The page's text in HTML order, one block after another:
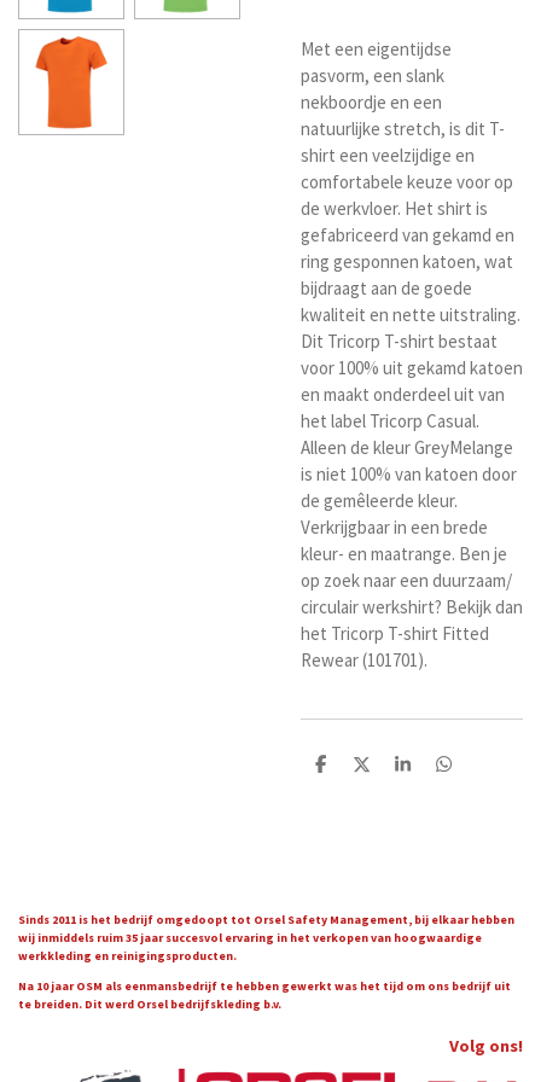
Met een eigentijdse
pasvorm, een slank
nekboordje en een
natuurlijke stretch, is dit T-
shirt een veelzijdige en
comfortabele keuze voor op
de werkvloer. Het shirt is
gefabriceerd van gekamd en
ring gesponnen katoen, wat
bijdraagt aan de goede
kwaliteit en nette uitstraling.
Dit Tricorp T-shirt bestaat
voor 100% uit gekamd katoen
en maakt onderdeel uit van
het label Tricorp Casual.
Alleen de kleur GreyMelange
is niet 100% van katoen door
de gemêleerde kleur.
Verkrijgbaar in een brede
kleur- en maatrange. Ben je
op zoek naar een duurzaam/
circulair werkshirt? Bekijk dan
het Tricorp T-shirt Fitted
Rewear (101701).
D
D
S
D
Sinds 2011 is het bedrijf omgedoopt tot Orsel Safety Management, bij elkaar hebben
wij inmiddels ruim 35 jaar succesvol ervaring in het verkopen van hoogwaardige
werkkleding en reinigingsproducten.
Na 10 jaar OSM als eenmansbedrijf te hebben gewerkt was het tijd om ons bedrijf uit
te breiden. Dit werd Orsel bedrijfskleding b.v.
Volg ons!